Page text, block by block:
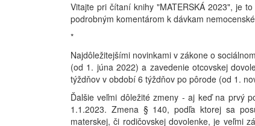
Vitajte pri čítaní knihy "MATERSKÁ 2023", je
podrobným komentárom k dávkam
*
Najdôležitejšími novinkami v zákone o
(od 1. júna 2022) a zavedenie otcovskej
týždňov v období 6 týždňov po pôrode (od 1.
Ďalšie veľmi dôležité zmeny - aj keď na prvý
1.1.2023. Zmena § 140, podľa ktorej sa
materskej, či rodičovskej dovolenke, je veľmi